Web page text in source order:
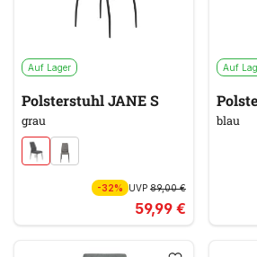
Auf Lager
Polsterstuhl JANE S
grau
-32% UVP 89,00 €
59,99 €
Auf
blau